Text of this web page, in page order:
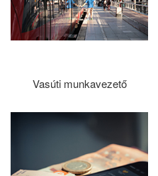
Vasúti munkavezető